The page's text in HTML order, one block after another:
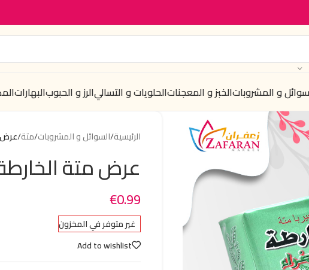
و المشروباتالخبز و المعجناتالحلويات و التساليالرز و الحبوبالبهارات
الرئيسية/السوائل و المشروبات/متة/عرض
عرض متة
€0.99
غير متوفر في المخزون
Add to wishlist